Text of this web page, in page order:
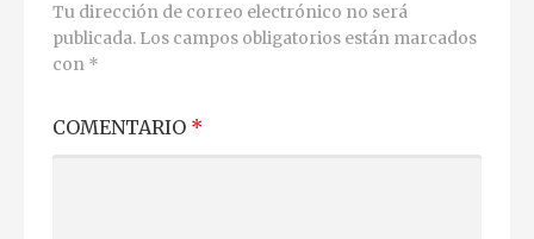
Tu dirección de correo electrónico no será
publicada. Los campos obligatorios están marcados
con *
COMENTARIO *